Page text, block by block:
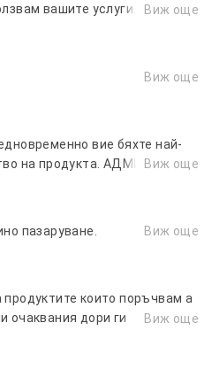
вашите услуги. Винаги
Виж още
Виж още
вие бяхте най-
на продукта. АДМИРАЦИИ
Виж още
пазаруване.
Виж още
които поръчвам а
очаквания дори ги
Виж още